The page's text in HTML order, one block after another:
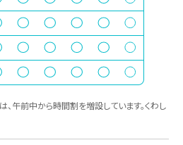
午前中から時間割を増設しています。くわし